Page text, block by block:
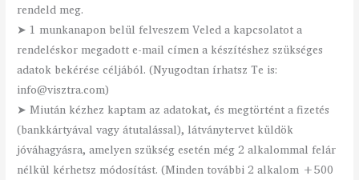
rendeld meg.
➤ 1 munkanapon belül felveszem Veled a kapcsolatot a
rendeléskor megadott e-mail címen a készítéshez szükséges
adatok bekérése céljából. (Nyugodtan írhatsz Te is:
info@visztra.com)
➤ Miután kézhez kaptam az adatokat, és megtörtént a fizetés
(bankkártyával vagy átutalással), látványtervet küldök
jóváhagyásra, amelyen szükség esetén még 2 alkalommal felár
nélkül kérhetsz módosítást. (Minden további 2 alkalom +500